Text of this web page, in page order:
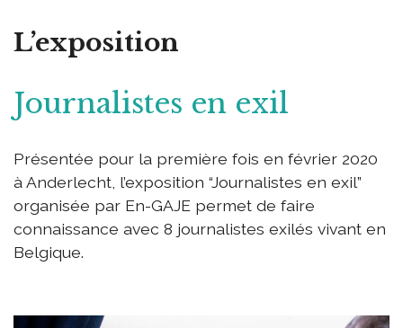
L’exposition
Journalistes en exil
Présentée pour la première fois en février 2020
à Anderlecht, l’exposition “Journalistes en exil”
organisée par En-GAJE permet de faire
connaissance avec 8 journalistes exilés vivant en
Belgique.